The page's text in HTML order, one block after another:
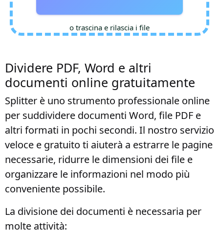
o trascina e rilascia i file
Dividere PDF, Word e altri
documenti online gratuitamente
Splitter è uno strumento professionale online
per suddividere documenti Word, file PDF e
altri formati in pochi secondi. Il nostro servizio
veloce e gratuito ti aiuterà a estrarre le pagine
necessarie, ridurre le dimensioni dei file e
organizzare le informazioni nel modo più
conveniente possibile.
La divisione dei documenti è necessaria per
molte attività: